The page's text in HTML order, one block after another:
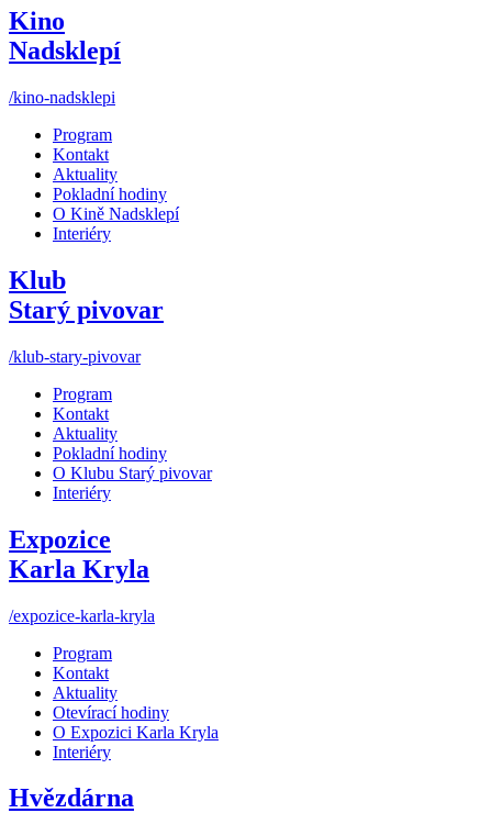
Kino
Nadsklepí
/kino-nadsklepi
Program
Kontakt
Aktuality
Pokladní hodiny
O Kině Nadsklepí
Interiéry
Klub
Starý pivovar
/klub-stary-pivovar
Program
Kontakt
Aktuality
Pokladní hodiny
O Klubu Starý pivovar
Interiéry
Expozice
Karla Kryla
/expozice-karla-kryla
Program
Kontakt
Aktuality
Otevírací hodiny
O Expozici Karla Kryla
Interiéry
Hvězdárna